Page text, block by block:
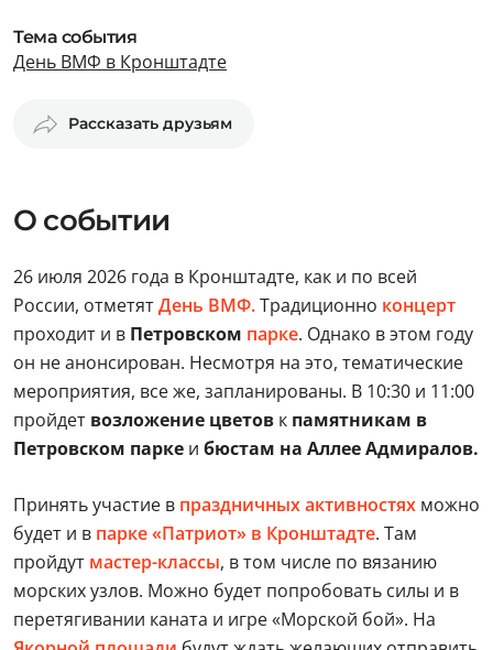
Тема события
День ВМФ в Кронштадте
Рассказать друзьям
О событии
26 июля 2026 года в Кронштадте, как и по всей
России, отметятДень ВМФ.Традиционно концерт
проходит и в Петровском парке. Однако в этом году
он не анонсирован. Несмотря на это, тематические
мероприятия, все же, запланированы. В 10:30 и 11:00
пройдет возложение цветов к памятникам в
Петровском парке и бюстам на Аллее Адмиралов.
Принять участие в праздничных активностях можно
будет и в парке «Патриот» в Кронштадте. Там
пройдут мастер-классы, в том числе по вязанию
морских узлов. Можно будет попробовать силы и в
перетягивании каната и игре «Морской бой». На